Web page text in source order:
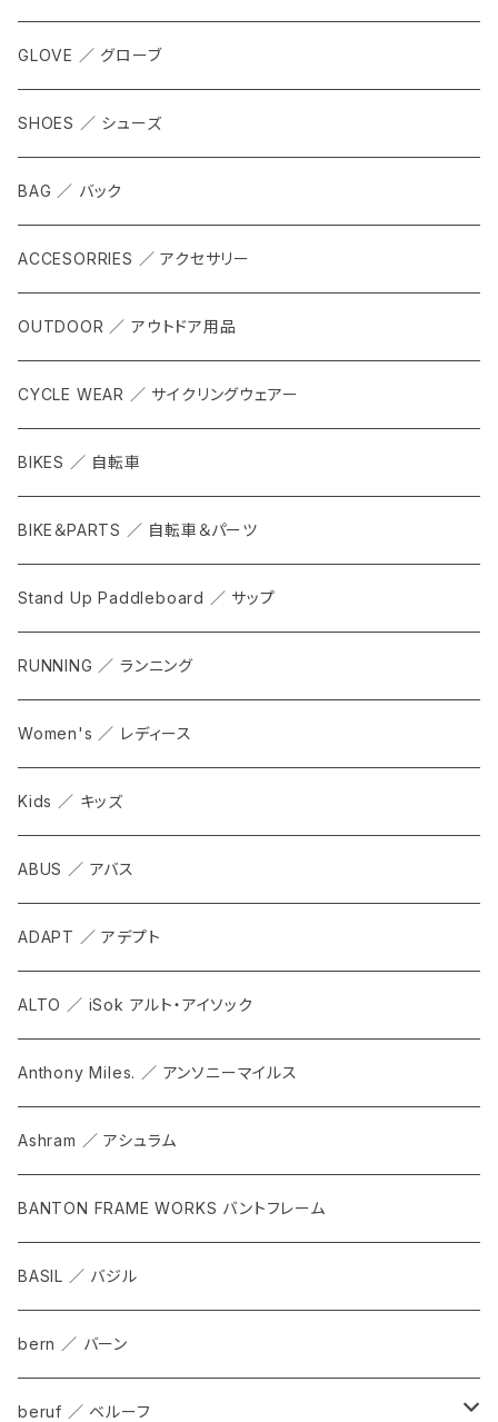
GLOVE ／ グローブ
SHOES ／ シューズ
BAG ／ バック
ACCESORRIES ／ アクセサリー
OUTDOOR ／ アウトドア用品
CYCLE WEAR ／ サイクリングウェアー
BIKES ／ 自転車
BIKE＆PARTS ／ 自転車＆パーツ
Stand Up Paddleboard ／ サップ
RUNNING ／ ランニング
Women's ／ レディース
Kids ／ キッズ
ABUS ／ アバス
ADAPT ／ アデプト
ALTO ／ iSok アルト・アイソック
Anthony Miles. ／ アンソニーマイルス
Ashram ／ アシュラム
BANTON FRAME WORKS バントフレーム
BASIL ／ バジル
bern ／ バーン
beruf ／ ベルーフ